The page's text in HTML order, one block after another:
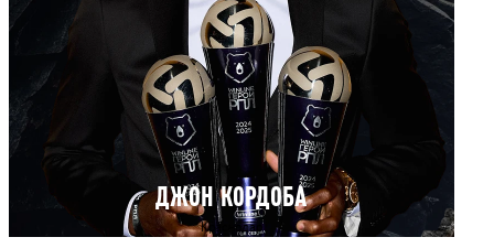
ДЖОН КОРДОБА
Краснодар